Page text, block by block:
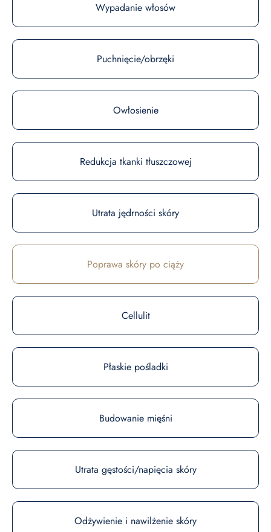
Wypadanie włosów
Puchnięcie/obrzęki
Owłosienie
Redukcja tkanki tłuszczowej
Utrata jędrności skóry
Poprawa skóry po ciąży
Cellulit
Płaskie pośladki
Budowanie mięśni
Utrata gęstości/napięcia skóry
Odżywienie i nawilżenie skóry